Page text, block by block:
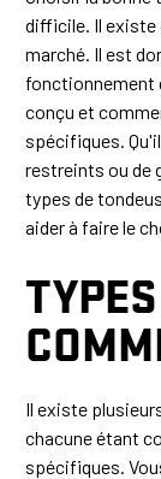
difficile. Il existe
marché. Il est
fonctionnement
conçu et
spécifiques.
restreints ou de
types de
aider à faire le
Il existe
chacune étant
spécifiques.